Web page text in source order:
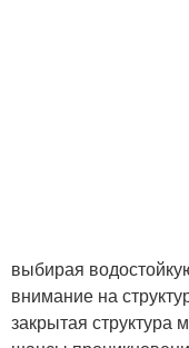
выбирая
внимание на
закрытая структура